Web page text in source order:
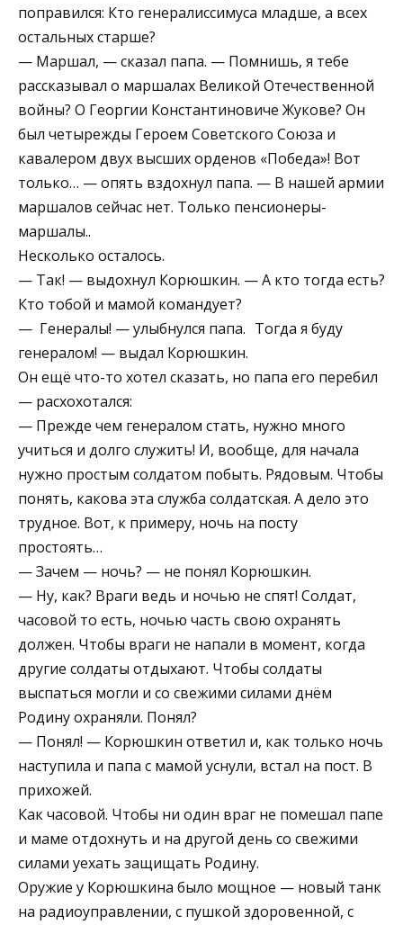
поправился: Кто генералиссимуса младше, а всех
остальных старше?
— Маршал, — сказал папа. — Помнишь, я тебе
рассказывал о маршалах Великой Отечественной
войны? О Георгии Константиновиче Жукове? Он
был четырежды Героем Советского Союза и
кавалером двух высших орденов «Победа»! Вот
только… — опять вздохнул папа. — В нашей армии
маршалов сейчас нет. Только пенсионеры-
маршалы..
Heсколько осталось.
— Так! — выдохнул Корюшкин. — А кто тогда есть?
Кто тобой и мамой командует?
— Генералы! — улыбнулся папа. Тогда я буду
генералом! — выдал Корюшкин.
Он ещё что-то хотел сказать, но папа его перебил
— расхохотался:
— Прежде чем генералом стать, нужно много
учиться и долго служить! И, вообще, для начала
нужно простым солдатом побыть. Рядовым. Чтобы
понять, какова эта служба солдатская. А дело это
трудное. Вот, к примеру, ночь на посту
простоять…
— Зачем — ночь? — не понял Корюшкин.
— Ну, как? Враги ведь и ночью не спят! Солдат,
часовой то есть, ночью часть свою охранять
должен. Чтобы враги не напали в момент, когда
другие солдаты отдыхают. Чтобы солдаты
выспаться могли и со свежими силами днём
Родину охраняли. Понял?
— Понял! — Корюшкин ответил и, как только ночь
наступила и папа с мамой уснули, встал на пост. В
прихожей.
Как часовой. Чтобы ни один враг не помешал папе
и маме отдохнуть и на другой день со свежими
силами уехать защищать Родину.
Оружие у Корюшкина было мощное — новый танк
на радиоуправлении, с пушкой здоровенной, с